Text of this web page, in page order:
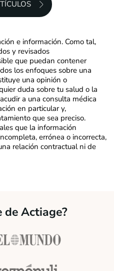
e información. Como tal,
y revisados
que puedan contener
los enfoques sobre una
una opinión o
duda sobre tu salud o la
a una consulta médica
en particular y,
que sea preciso.
que la información
errónea o incorrecta,
relación contractual ni de
de Actiage?